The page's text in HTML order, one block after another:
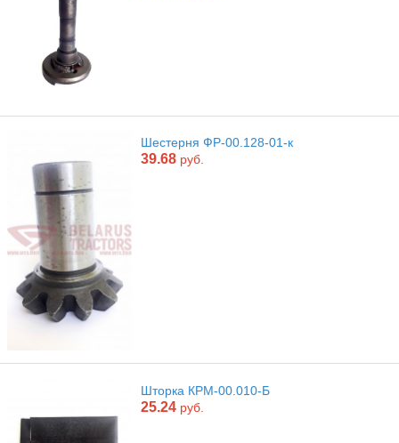
Шестерня ФР-00.128-01-к
39.68 руб.
Шторка КРМ-00.010-Б
25.24 руб.